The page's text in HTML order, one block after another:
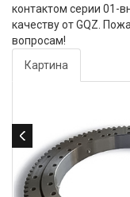
контактом серии 01-
качеству от GQZ.
вопросам!
Картина